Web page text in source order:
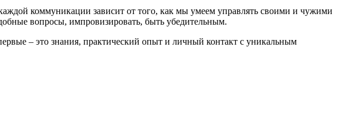
коммуникации зависит от того, как мы умеем управлять своими и чужими
вопросы, импровизировать, быть убедительным.
– это знания, практический опыт и личный контакт с уникальным